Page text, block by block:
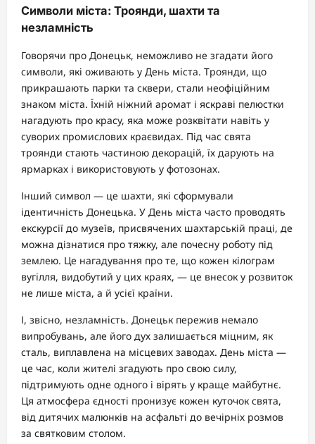
Символи міста: Троянди, шахти та
незламність
Говорячи про Донецьк, неможливо не згадати його
символи, які оживають у День міста. Троянди, що
прикрашають парки та сквери, стали неофіційним
знаком міста. Їхній ніжний аромат і яскраві пелюстки
нагадують про красу, яка може розквітати навіть у
суворих промислових краєвидах. Під час свята
троянди стають частиною декорацій, їх дарують на
ярмарках і використовують у фотозонах.
Інший символ — це шахти, які сформували
ідентичність Донецька. У День міста часто проводять
екскурсії до музеїв, присвячених шахтарській праці, де
можна дізнатися про тяжку, але почесну роботу під
землею. Це нагадування про те, що кожен кілограм
вугілля, видобутий у цих краях, — це внесок у розвиток
не лише міста, а й усієї країни.
І, звісно, незламність. Донецьк пережив немало
випробувань, але його дух залишається міцним, як
сталь, виплавлена на місцевих заводах. День міста —
це час, коли жителі згадують про свою силу,
підтримують одне одного і вірять у краще майбутнє.
Ця атмосфера єдності пронизує кожен куточок свята,
від дитячих малюнків на асфальті до вечірніх розмов
за святковим столом.